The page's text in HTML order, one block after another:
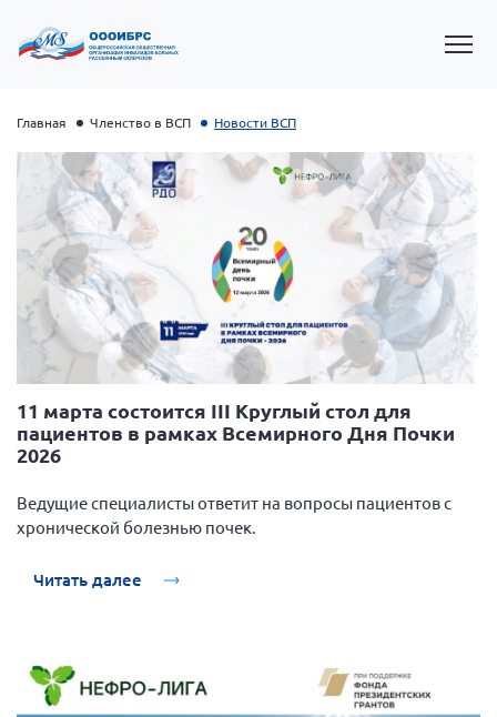
Президент Власов Я.В.
Первый вице-президент Кичигина Н. Ф.
Генеральный директор Матвиевская О.В.
Вице-президент Шишлянников Ф.В.
Отдел международных отношений
Вице-президент Чернова А.В.
Главная Членство в ВСП Новости ВСП
11 марта состоится III Круглый стол для
пациентов в рамках Всемирного Дня Почки
2026
Ведущие специалисты ответит на вопросы пациентов с
хронической болезнью почек.
Читать далее